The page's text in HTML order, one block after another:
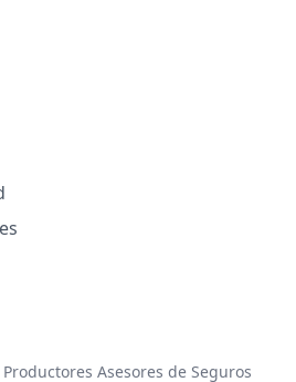
Asesores de Seguros